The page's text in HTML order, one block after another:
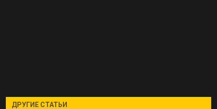
ДРУГИЕ СТАТЬИ